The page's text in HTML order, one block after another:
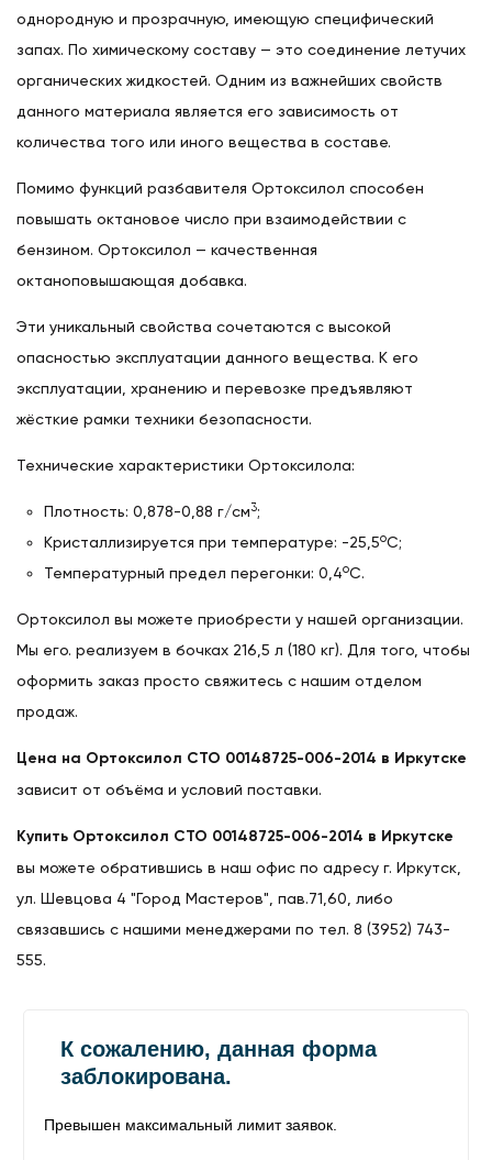
однородную и прозрачную, имеющую специфический
запах. По химическому составу — это соединение летучих
органических жидкостей. Одним из важнейших свойств
данного материала является его зависимость от
количества того или иного вещества в составе.
Помимо функций разбавителя Ортоксилол способен
повышать октановое число при взаимодействии с
бензином. Ортоксилол — качественная
октаноповышающая добавка.
Эти уникальный свойства сочетаются с высокой
опасностью эксплуатации данного вещества. К его
эксплуатации, хранению и перевозке предъявляют
жёсткие рамки техники безопасности.
Технические характеристики Ортоксилола:
Плотность: 0,878-0,88 г/см3;
Кристаллизируется при температуре: -25,5оС;
Температурный предел перегонки: 0,4оС.
Ортоксилол вы можете приобрести у нашей организации.
Мы его. реализуем в бочках 216,5 л (180 кг). Для того, чтобы
оформить заказ просто свяжитесь с нашим отделом
продаж.
Цена на Ортоксилол СТО 00148725-006-2014 в Иркутске
зависит от объёма и условий поставки.
Купить Ортоксилол СТО 00148725-006-2014 в Иркутске
вы можете обратившись в наш офис по адресу г. Иркутск,
ул. Шевцова 4 "Город Мастеров", пав.71,60, либо
связавшись с нашими менеджерами по тел. 8 (3952) 743-
555.